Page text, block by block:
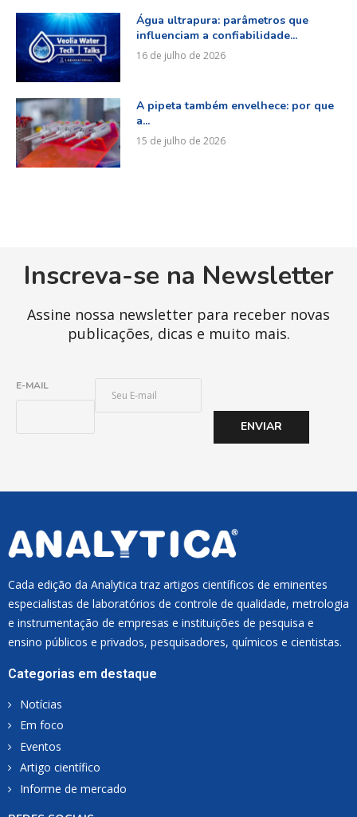
Água ultrapura: parâmetros que
influenciam a confiabilidade...
16 de julho de 2026
A pipeta também envelhece: por que
a...
15 de julho de 2026
Inscreva-se na Newsletter
Assine nossa newsletter para receber novas
publicações, dicas e muito mais.
E-MAIL
ENVIAR
Cada edição da Analytica traz artigos científicos de eminentes
especialistas de laboratórios de controle de qualidade, metrologia
e instrumentação de empresas e instituições de pesquisa e
ensino públicos e privados, pesquisadores, químicos e cientistas.
Categorias em destaque
Notícias
Em foco
Eventos
Artigo científico
Informe de mercado